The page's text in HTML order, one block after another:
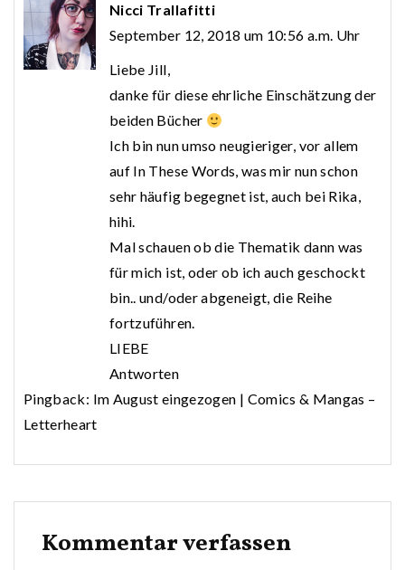
Nicci Trallafitti
September 12, 2018 um 10:56 a.m. Uhr
Liebe Jill,
danke für diese ehrliche Einschätzung der
beiden Bücher
Ich bin nun umso neugieriger, vor allem
auf In These Words, was mir nun schon
sehr häufig begegnet ist, auch bei Rika,
hihi.
Mal schauen ob die Thematik dann was
für mich ist, oder ob ich auch geschockt
bin.. und/oder abgeneigt, die Reihe
fortzuführen.
LIEBE
Antworten
Pingback: Im August eingezogen | Comics & Mangas –
Letterheart
Kommentar verfassen